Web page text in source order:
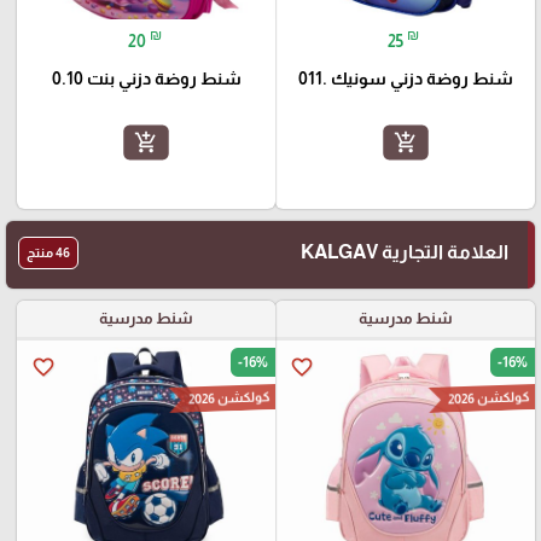
25 ₪
شنط روضة دزني سونيك .011
add_shopping_cart
20 ₪
شنط روضة دزني بنت 0.10
add_shopping_cart
العلامة التجارية KALGAV 46 منتج
شنط مدرسية
favorite_border -16%
كولكشن 2026
شنط مدرسية
favorite_border -16%
كولكشن 2026